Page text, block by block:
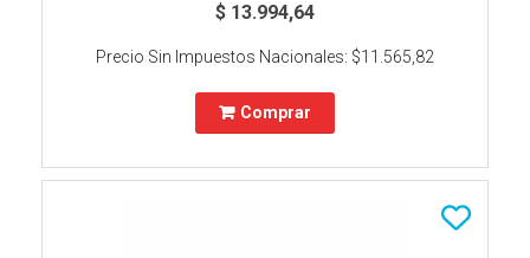
$ 13.994,64
Precio Sin Impuestos Nacionales: $11.565,82
Comprar